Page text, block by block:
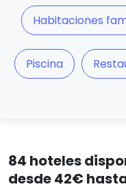
Habitaciones
Piscina
84 hoteles
desde 42€